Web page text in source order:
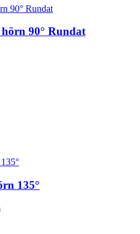
90° Rundat
135°